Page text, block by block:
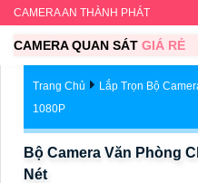
CAMERA AN THÀNH PHÁT
CAMERA QUAN SÁT GIÁ RẺ
Trang Chủ Lắp Trọn Bộ
1080P
Bộ Camera Văn Phòng
Nét